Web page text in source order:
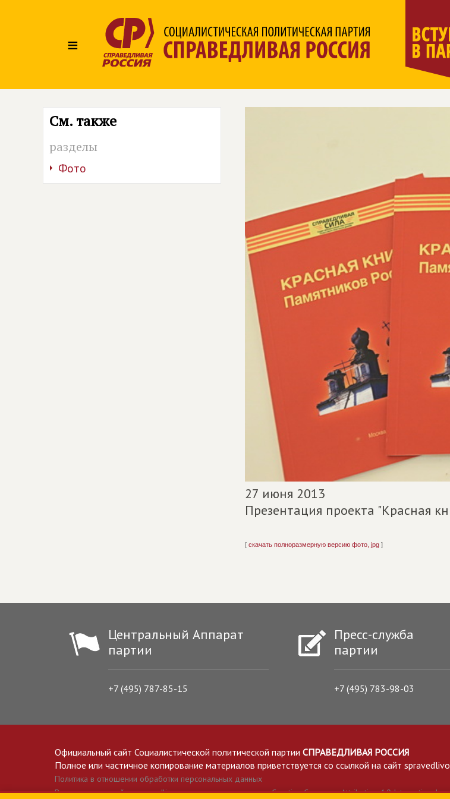
≡
См. также
разделы
Фото
27 июня 2013
Презентация проекта "Красная
[ скачать полноразмерную версию фото, jpg ]
Центральный Аппарат
партии
+7 (495) 787-85-15
Пресс-служба
партии
+7 (495) 783-98-03
Официальный сайт Социалистической политической партии СПРАВЕДЛИВАЯ РОССИЯ
Полное или частичное копирование материалов приветствуется со ссылкой на сайт
Политика в отношении обработки персональных данных
Все материалы сайта spravedlivo.ru доступны по лицензии Creative Commons Attribution 4.0 International